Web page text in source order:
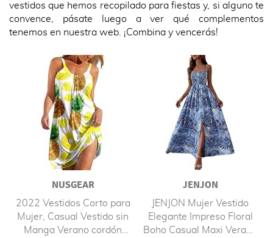
vestidos que hemos recopilado para fiestas y, si alguno te
convence, pásate luego a ver qué complementos
tenemos en nuestra web. ¡Combina y vencerás!
NUSGEAR
2022 Vestidos Corto para
Mujer, Casual Vestido sin
Manga Verano cordón
JENJON
JENJON Mujer Vestido
Elegante Impreso Floral
Boho Casual Maxi Verano